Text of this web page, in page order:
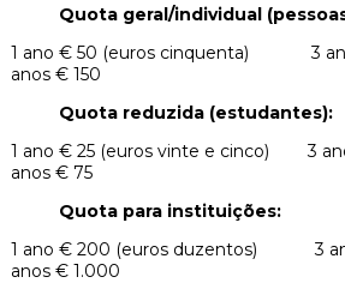
Quota geral/individual
1 ano € 50 (euros cinquenta)
anos € 150
Quota reduzida (estudantes):
1 ano € 25 (euros vinte e
anos € 75
Quota para instituições:
1 ano € 200 (euros duzentos)
anos € 1.000